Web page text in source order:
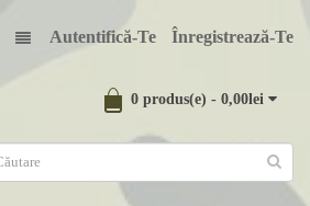
Autentifică-Te Înregistrează-Te
0 produs(e) - 0,00lei